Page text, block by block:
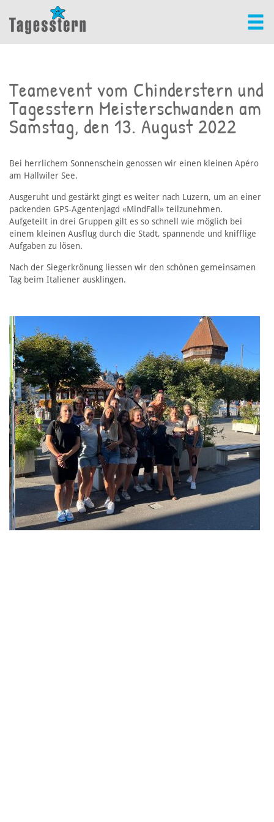
Teamevent vom Chinderstern und
Tagesstern Meisterschwanden am
Samstag, den 13. August 2022
Bei herrlichem Sonnenschein genossen wir einen kleinen Apéro
am Hallwiler See.
Ausgeruht und gestärkt gingt es weiter nach Luzern, um an einer
packenden GPS-Agentenjagd «MindFall» teilzunehmen.
Aufgeteilt in drei Gruppen gilt es so schnell wie möglich bei
einem kleinen Ausflug durch die Stadt, spannende und knifflige
Aufgaben zu lösen.
Nach der Siegerkrönung liessen wir den schönen gemeinsamen
Tag beim Italiener ausklingen.